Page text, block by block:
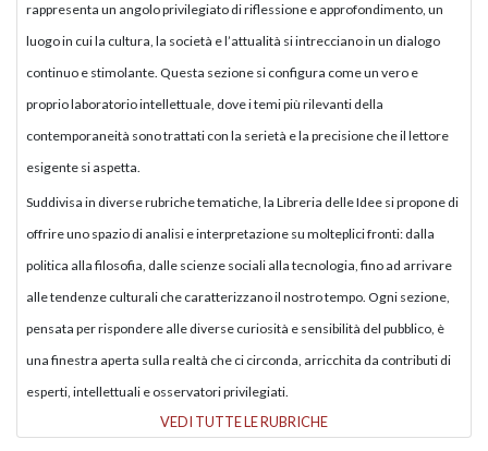
rappresenta un angolo privilegiato di riflessione e approfondimento, un
luogo in cui la cultura, la società e l’attualità si intrecciano in un dialogo
continuo e stimolante. Questa sezione si configura come un vero e
proprio laboratorio intellettuale, dove i temi più rilevanti della
contemporaneità sono trattati con la serietà e la precisione che il lettore
esigente si aspetta.
Suddivisa in diverse rubriche tematiche, la Libreria delle Idee si propone di
offrire uno spazio di analisi e interpretazione su molteplici fronti: dalla
politica alla filosofia, dalle scienze sociali alla tecnologia, fino ad arrivare
alle tendenze culturali che caratterizzano il nostro tempo. Ogni sezione,
pensata per rispondere alle diverse curiosità e sensibilità del pubblico, è
una finestra aperta sulla realtà che ci circonda, arricchita da contributi di
esperti, intellettuali e osservatori privilegiati.
VEDI TUTTE LE RUBRICHE